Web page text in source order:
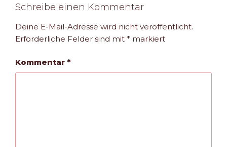
Schreibe einen Kommentar
Deine E-Mail-Adresse wird nicht veröffentlicht.
Erforderliche Felder sind mit * markiert
Kommentar *